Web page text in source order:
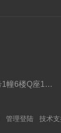
上海市宝山区真陈路1000号1幢6楼Q座1152
管理登陆 技术支